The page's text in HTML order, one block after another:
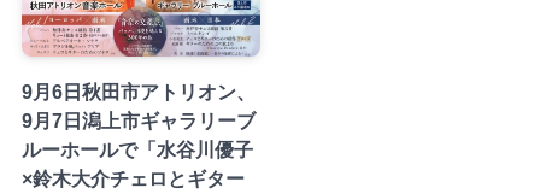
9月6日秋田市アトリオン、
9月7日潟上市ギャラリーブ
ルーホールで「水谷川優子
×鈴木大介チェロとギター